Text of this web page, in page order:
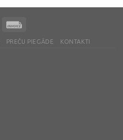
PREČU PIEGĀDE KONTAKTI